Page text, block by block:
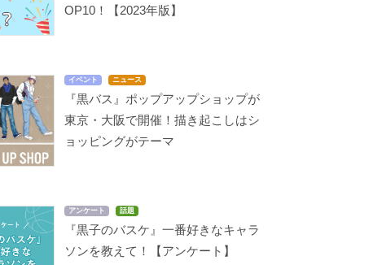
OP10！【2023年版】
イベント ニュース
『黒バス』ポップアップショップが
東京・大阪で開催！描き起こしはシ
ョッピングがテーマ
アンケート 話題
『黒子のバスケ』一番好きなキャラ
ソンを教えて！【アンケート】